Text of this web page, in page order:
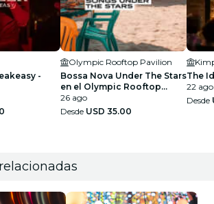
-
Olympic Rooftop Pavilion
Bossa Nova Under The Stars
en el Olympic Rooftop
Pavilion
26 ago
Desde USD 35.00
The
22 ago
Desde